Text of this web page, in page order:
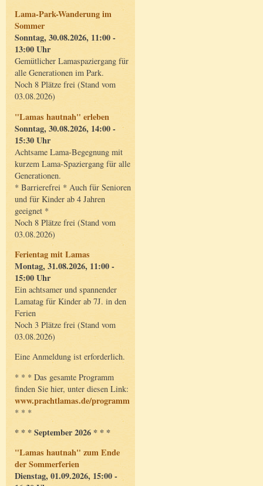
Lama-Park-Wanderung im
Sommer
Sonntag, 30.08.2026, 11:00 -
13:00 Uhr
Gemütlicher Lamaspaziergang für
alle Generationen im Park.
Noch 8 Plätze frei (Stand vom
03.08.2026)
"Lamas hautnah" erleben
Sonntag, 30.08.2026, 14:00 -
15:30 Uhr
Achtsame Lama-Begegnung mit
kurzem Lama-Spaziergang für alle
Generationen.
* Barrierefrei * Auch für Senioren
und für Kinder ab 4 Jahren
geeignet *
Noch 8 Plätze frei (Stand vom
03.08.2026)
Ferientag mit Lamas
Montag, 31.08.2026, 11:00 -
15:00 Uhr
Ein achtsamer und spannender
Lamatag für Kinder ab 7J. in den
Ferien
Noch 3 Plätze frei (Stand vom
03.08.2026)
Eine Anmeldung ist erforderlich.
* * * Das gesamte Programm
finden Sie hier, unter diesen Link:
www.prachtlamas.de/programm
* * *
* * * September 2026 * * *
"Lamas hautnah" zum Ende
der Sommerferien
Dienstag, 01.09.2026, 15:00 -